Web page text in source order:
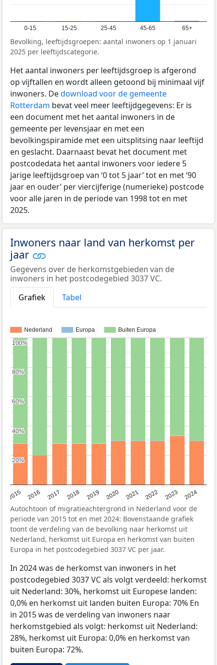
0-15 15-25 25-45 45-65 65+
Bevolking, leeftijdsgroepen: aantal inwoners op 1 januari
2025 per leeftijdscategorie.
Het aantal inwoners per leeftijdsgroep is afgerond
op vijftallen en wordt alleen getoond bij minimaal vijf
inwoners. Dedownload voor de gemeente
Rotterdam bevat veel meer leeftijdgegevens: Er is
een document met het aantal inwoners in de
gemeente per levensjaar en met een
bevolkingspiramide met een uitsplitsing naar leeftijd
en geslacht. Daarnaast bevat het document met
postcodedata het aantal inwoners voor iedere 5
jarige leeftijdsgroep van ‘0 tot 5 jaar’ tot en met ‘90
jaar en ouder’ per viercijferige (numerieke) postcode
voor alle jaren in de periode van 1998 tot en met
2025.
Inwoners naar land van herkomst per
jaar
Gegevens over de herkomstgebieden van de
inwoners in het postcodegebied 3037 VC.
Grafiek
Tabel
Nederland Europa Buiten Europa
2015 2016 2017 2018 2019 2020 2021 2022 2023 2024
20%
20%
40%
40%
60%
60%
80%
80%
100%
100%
Autochtoon of migratieachtergrond in Nederland voor de
periode van 2015 tot en met 2024: Bovenstaande grafiek
toont de verdeling van de bevolking naar herkomst uit
Nederland, herkomst uit Europa en herkomst van buiten
Europa in het postcodegebied 3037 VC per jaar.
In 2024 was de herkomst van inwoners in het
postcodegebied 3037 VC als volgt verdeeld: herkomst
uit Nederland: 30%, herkomst uit Europese landen:
0,0% en herkomst uit landen buiten Europa: 70% En
in 2015 was de verdeling van inwoners naar
herkomstgebied als volgt: herkomst uit Nederland:
28%, herkomst uit Europa: 0,0% en herkomst van
buiten Europa: 72%.